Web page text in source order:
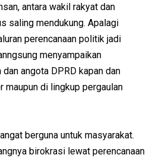
antara wakil rakyat dan
saling mendukung. Apalagi
perencanaan politik jadi
menyampaikan
angota DPRD kapan dan
maupun di lingkup pergaulan
berguna untuk masyarakat.
birokrasi lewat perencanaan